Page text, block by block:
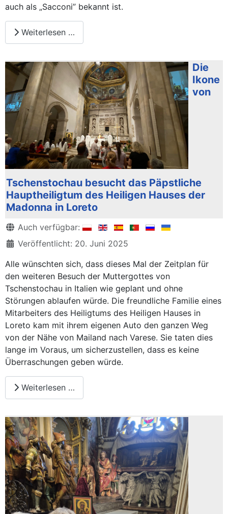
auch als „Sacconi” bekannt ist.
Weiterlesen …
Die
Ikone
von
Tschenstochau besucht das Päpstliche
Hauptheiligtum des Heiligen Hauses der
Madonna in Loreto
DetailsAuch verfügbar:
Veröffentlicht: 20. Juni 2025
Alle wünschten sich, dass dieses Mal der Zeitplan für
den weiteren Besuch der Muttergottes von
Tschenstochau in Italien wie geplant und ohne
Störungen ablaufen würde. Die freundliche Familie eines
Mitarbeiters des Heiligtums des Heiligen Hauses in
Loreto kam mit ihrem eigenen Auto den ganzen Weg
von der Nähe von Mailand nach Varese. Sie taten dies
lange im Voraus, um sicherzustellen, dass es keine
Überraschungen geben würde.
Weiterlesen …